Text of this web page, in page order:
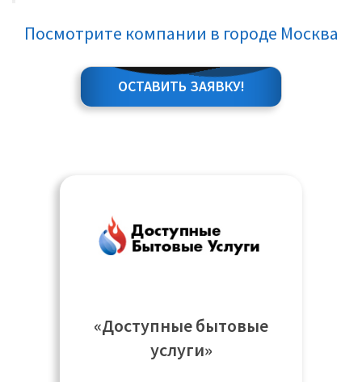
Посмотрите компании в городе Москва
ОСТАВИТЬ ЗАЯВКУ!
«Доступные бытовые
услуги»